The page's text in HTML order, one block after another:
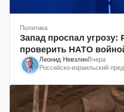
Политика
Запад проспал угрозу:
проверить НАТО
Леонид НевзлинВчера
Российско-израильский
"ЮКОСа"